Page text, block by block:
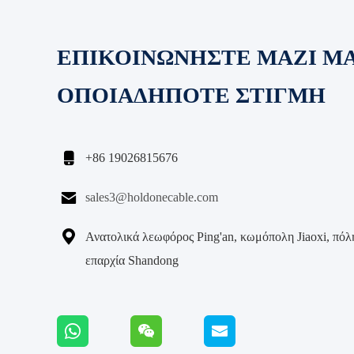
ΕΠΙΚΟΙΝΩΝΗΣΤΕ ΜΑΖΙ
ΟΠΟΙΑΔΗΠΟΤΕ ΣΤΙΓΜΗ
 +86 19026815676
 sales3@holdonecable.com

Ανατολικά λεωφόρος Ping'an, κωμόπολη Jiaoxi,
επαρχία Shandong